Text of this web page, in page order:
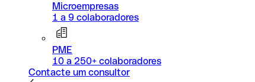
Microempresas
1 a 9 colaboradores
PME
10 a 250+ colaboradores
Contacte um consultor